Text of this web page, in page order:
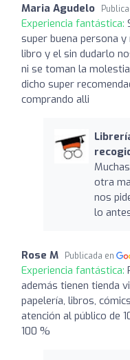
Maria Agudelo
Experiencia fantástica:
super buena persona
libro y el sin dudarlo
ni se toman la
dicho super
comprando alli
otra
nos
lo
Rose M Publicada en
Experiencia fantástica:
además tienen tienda
papelería, libros,
atención al público de
100 %